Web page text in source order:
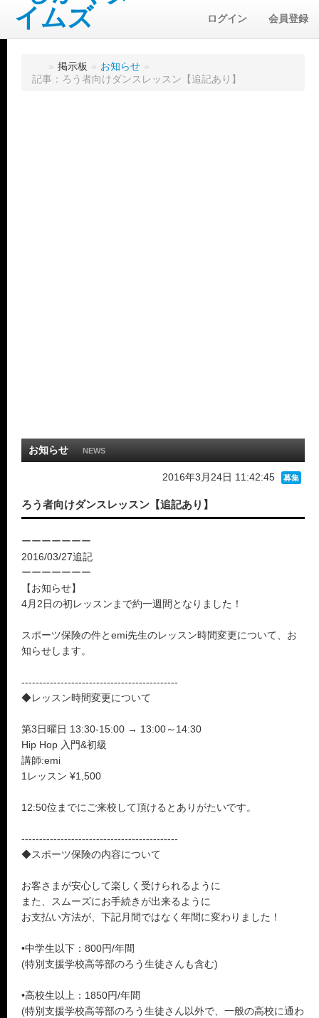
ログイン 会員登録
» 掲示板 » お知らせ »
記事：ろう者向けダンスレッスン【追記あり】
お知らせ NEWS
2016年3月24日 11:42:45 募集
ろう者向けダンスレッスン【追記あり】
ーーーーーーー
2016/03/27追記
ーーーーーーー
【お知らせ】
4月2日の初レッスンまで約一週間となりました！
スポーツ保険の件とemi先生のレッスン時間変更について、お
知らせします。
--------------------------------------------
◆レッスン時間変更について
第3日曜日 13:30-15:00 → 13:00～14:30
Hip Hop 入門&初級
講師:emi
1レッスン ¥1,500
12:50位までにご来校して頂けるとありがたいです。
--------------------------------------------
◆スポーツ保険の内容について
お客さまが安心して楽しく受けられるように
また、スムーズにお手続きが出来るように
お支払い方法が、下記月間ではなく年間に変わりました！
•中学生以下：800円/年間
(特別支援学校高等部のろう生徒さんも含む)
•高校生以上：1850円/年間
(特別支援学校高等部のろう生徒さん以外で、一般の高校に通わ